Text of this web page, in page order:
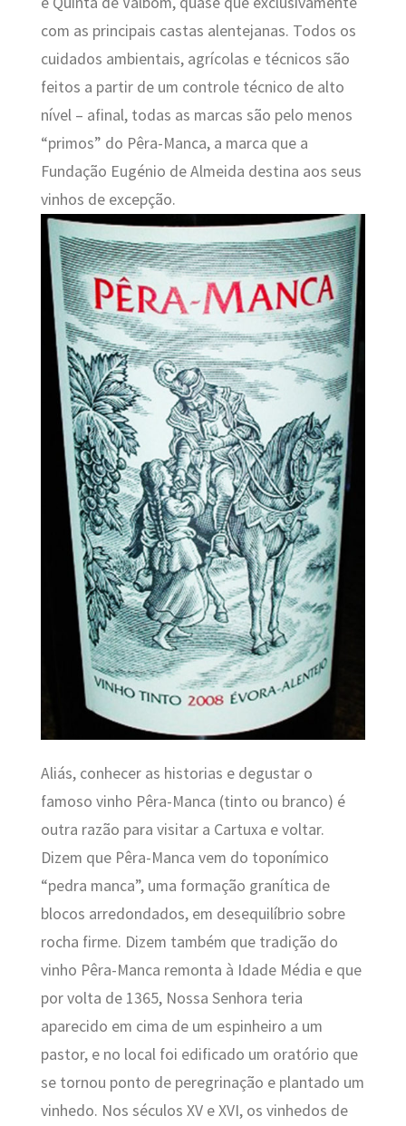
com as principais castas alentejanas. Todos os
cuidados ambientais, agrícolas e técnicos são
feitos a partir de um controle técnico de alto
nível – afinal, todas as marcas são pelo menos
“primos” do Pêra-Manca, a marca que a
Fundação Eugénio de Almeida destina aos seus
vinhos de excepção.
Aliás, conhecer as historias e degustar o
famoso vinho Pêra-Manca (tinto ou branco) é
outra razão para visitar a Cartuxa e voltar.
Dizem que Pêra-Manca vem do toponímico
“pedra manca”, uma formação granítica de
blocos arredondados, em desequilíbrio sobre
rocha firme. Dizem também que tradição do
vinho Pêra-Manca remonta à Idade Média e que
por volta de 1365, Nossa Senhora teria
aparecido em cima de um espinheiro a um
pastor, e no local foi edificado um oratório que
se tornou ponto de peregrinação e plantado um
vinhedo. Nos séculos XV e XVI, os vinhedos de